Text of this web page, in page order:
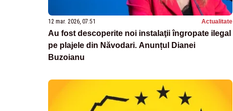
12 mar. 2026, 07:51 Actualitate
Au fost descoperite noi instalaţii îngropate ilegal
pe plajele din Năvodari. Anunțul Dianei
Buzoianu